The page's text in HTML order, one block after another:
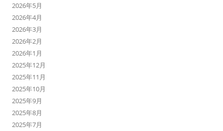
2026年5月
2026年4月
2026年3月
2026年2月
2026年1月
2025年12月
2025年11月
2025年10月
2025年9月
2025年8月
2025年7月